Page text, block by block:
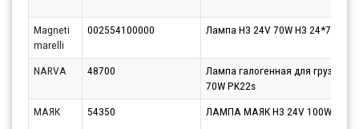
Magneti
marelli
002554100000 Лампа H3 24V 70W Н3 24*70
NARVA 48700
Лампа галогенная для
70W PK22s
МАЯК
54350 ЛАМПА МАЯК Н3 24V 100W